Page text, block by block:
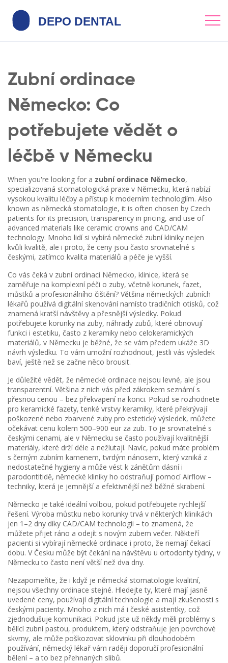
Zubní ordinace
Německo: Co
potřebujete vědět o
léčbě v Německu
When you're looking for a zubní ordinace Německo,
specializovaná stomatologická praxe v Německu, která nabízí
vysokou kvalitu léčby a přístup k moderním technologiím. Also
known as německá stomatologie, it is often chosen by Czech
patients for its precision, transparency in pricing, and use of
advanced materials like ceramic crowns and CAD/CAM
technology. Mnoho lidí si vybírá německé zubní kliniky nejen
kvůli kvalitě, ale i proto, že ceny jsou často srovnatelné s
českými, zatímco kvalita materiálů a péče je vyšší.
Co vás čeká v zubní ordinaci Německo, klinice, která se
zaměřuje na komplexní péči o zuby, včetně korunek, fazet,
můstků a profesionálního čištění? Většina německých zubních
lékařů používá digitální skenování namísto tradičních otisků, což
znamená kratší návštěvy a přesnější výsledky. Pokud
potřebujete korunky na zuby, náhrady zubů, které obnovují
funkci i estetiku, často z keramiky nebo celokeramických
materiálů, v Německu je běžné, že se vám předem ukáže 3D
návrh výsledku. To vám umožní rozhodnout, jestli vás výsledek
baví, ještě než se začne něco brousit.
Je důležité vědět, že německé ordinace nejsou levné, ale jsou
transparentní. Většina z nich vás před zákrokem seznámí s
přesnou cenou – bez překvapení na konci. Pokud se rozhodnete
pro keramické fazety,tenké vrstvy keramiky, které překrývají
poškozené nebo zbarvené zuby pro estetický výsledek, můžete
očekávat cenu kolem 500–900 eur za zub. To je srovnatelné s
českými cenami, ale v Německu se často používají kvalitnější
materiály, které drží déle a nežlutají. Navíc, pokud máte problém
s černým zubním kamenem,tvrdým nánosem, který vzniká z
nedostatečné hygieny a může vést k zánětům dásní i
parodontitidě, německé kliniky ho odstraňují pomocí Airflow –
techniky, která je jemnější a efektivnější než běžné skrabení.
Německo je také ideální volbou, pokud potřebujete rychlejší
řešení. Výroba můstku nebo korunky trvá v některých klinikách
jen 1–2 dny díky CAD/CAM technologii – to znamená, že
můžete přijet ráno a odejít s novým zubem večer. Někteří
pacienti si vybírají německé ordinace i proto, že nemají čekací
dobu. V Česku může být čekání na návštěvu u ortodonty týdny, v
Německu to často není větší než dva dny.
Nezapomeňte, že i když je německá stomatologie kvalitní,
nejsou všechny ordinace stejné. Hledejte ty, které mají jasně
uvedené ceny, používají digitální technologie a mají zkušenosti s
českými pacienty. Mnoho z nich má i české asistentky, což
zjednodušuje komunikaci. Pokud jste už někdy měli problémy s
bělící zubní pastou, produktem, který odstraňuje jen povrchové
skvrny, ale může poškozovat sklovinku při dlouhodobém
používání, německý lékař vám raději doporučí profesionální
bělení – a to bez přehnaných slibů.